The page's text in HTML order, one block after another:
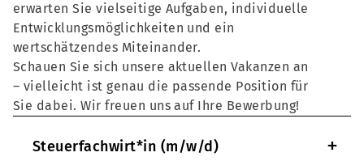
erwarten Sie vielseitige Aufgaben, individuelle
Entwicklungsmöglichkeiten und ein
wertschätzendes Miteinander.
Schauen Sie sich unsere aktuellen Vakanzen an
– vielleicht ist genau die passende Position für
Sie dabei. Wir freuen uns auf Ihre Bewerbung!
Steuerfachwirt*in (m/w/d) +